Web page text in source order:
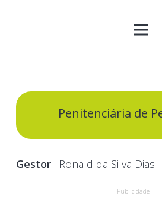
Penitenciária de
Gestor: Ronald da Silva Dias
Publicidade